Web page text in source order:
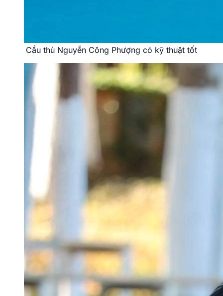
Cầu thủ Nguyễn Công Phượng có kỹ thuật tốt